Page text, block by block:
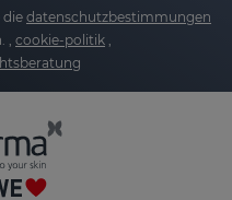
die speziell
bekämpfen und
Enzyme und
nicht nur während
die datenschutzbestimmungen
, cookie-politik ,